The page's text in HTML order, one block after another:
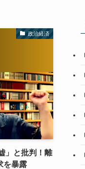
政治経済
」と批判！離
を暴露